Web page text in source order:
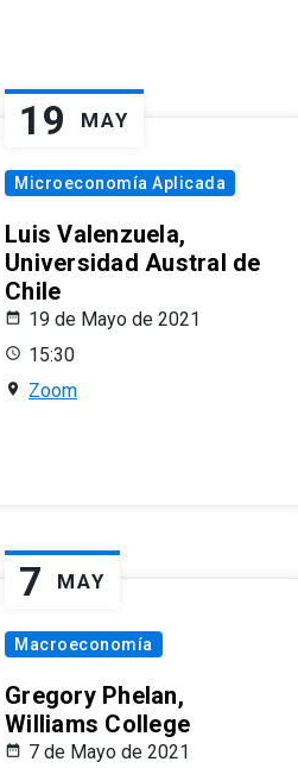
19 MAY
Microeconomía Aplicada
Luis Valenzuela,
Universidad Austral de
Chile
19 de Mayo de 2021
15:30
Zoom
7 MAY
Macroeconomía
Gregory Phelan,
Williams College
7 de Mayo de 2021